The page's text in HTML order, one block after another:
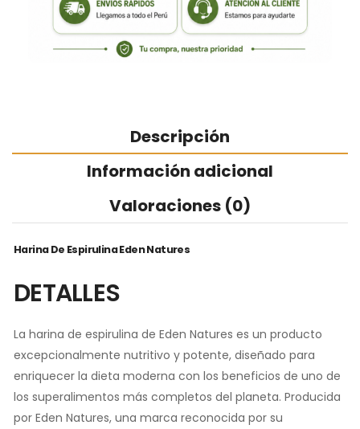
Descripción
Información adicional
Valoraciones (0)
Harina De Espirulina Eden Natures
DETALLES
La harina de espirulina de Eden Natures es un producto
excepcionalmente nutritivo y potente, diseñado para
enriquecer la dieta moderna con los beneficios de uno de
los superalimentos más completos del planeta. Producida
por Eden Natures, una marca reconocida por su